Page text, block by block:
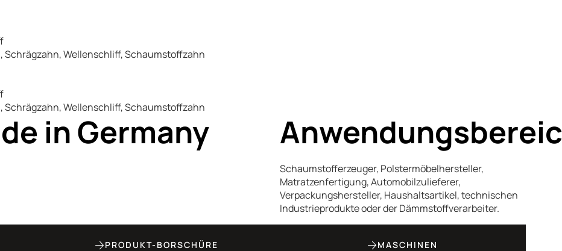
Wellenschliff, Schaumstoffzahn
Wellenschliff, Schaumstoffzahn
in Germany
Schaumstofferzeuger, Polstermöbelhersteller,
Matratzenfertigung, Automobilzulieferer,
Verpackungshersteller, Haushaltsartikel, technischen
Industrieprodukte oder der Dämmstoffverarbeiter.
PRODUKT-BORSCHÜRE MASCHINEN